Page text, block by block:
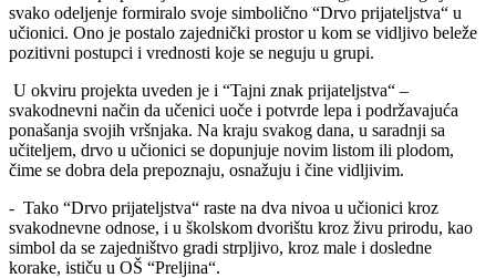
svako odeljenje formiralo svoje simbolično “Drvo prijateljstva“ u
učionici. Ono je postalo zajednički prostor u kom se vidljivo beleže
pozitivni postupci i vrednosti koje se neguju u grupi.
U okviru projekta uveden je i “Tajni znak prijateljstva“ –
svakodnevni način da učenici uoče i potvrde lepa i podržavajuća
ponašanja svojih vršnjaka. Na kraju svakog dana, u saradnji sa
učiteljem, drvo u učionici se dopunjuje novim listom ili plodom,
čime se dobra dela prepoznaju, osnažuju i čine vidljivim.
- Tako “Drvo prijateljstva“ raste na dva nivoa u učionici kroz
svakodnevne odnose, i u školskom dvorištu kroz živu prirodu, kao
simbol da se zajedništvo gradi strpljivo, kroz male i dosledne
korake, ističu u OŠ “Preljina“.